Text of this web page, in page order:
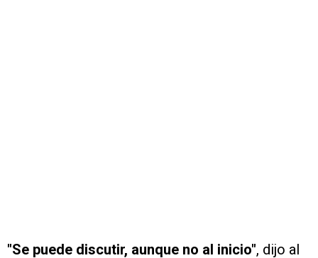
"Se puede discutir, aunque no al inicio", dijo al